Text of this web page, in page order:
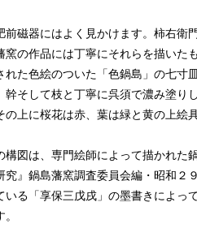
磁器にはよく見かけます。柿右衛
の作品には丁寧にそれらを描いた
た色絵のついた「色鍋島」の七寸
幹そして枝と丁寧に呉須で濃み塗り
上に桜花は赤、葉は緑と黄の上絵
図は、専門絵師によって描かれた
』鍋島藩窯調査委員会編・昭和２
る「享保三戊戌」の墨書きによっ